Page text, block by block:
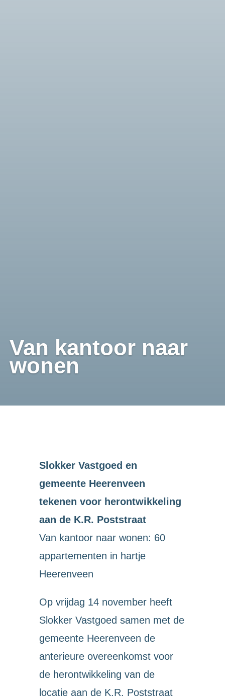
Van kantoor naar
wonen
Slokker Vastgoed en
gemeente Heerenveen
tekenen voor herontwikkeling
aan de K.R. Poststraat
Van kantoor naar wonen: 60
appartementen in hartje
Heerenveen
Op vrijdag 14 november heeft
Slokker Vastgoed samen met de
gemeente Heerenveen de
anterieure overeenkomst voor
de herontwikkeling van de
locatie aan de K.R. Poststraat